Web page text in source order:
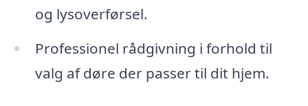
og lysoverførsel.
Professionel rådgivning i forhold til
valg af døre der passer til dit hjem.